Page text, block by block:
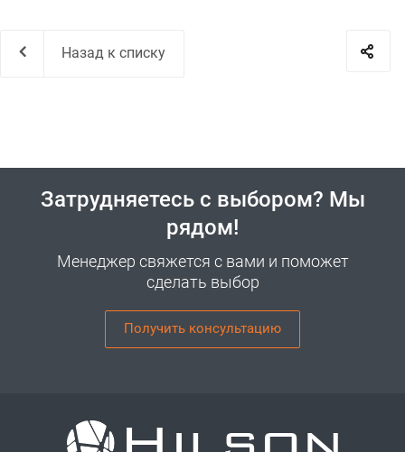
Назад к списку
Затрудняетесь с выбором? Мы
рядом!
Менеджер свяжется с вами и поможет
сделать выбор
Получить консультацию